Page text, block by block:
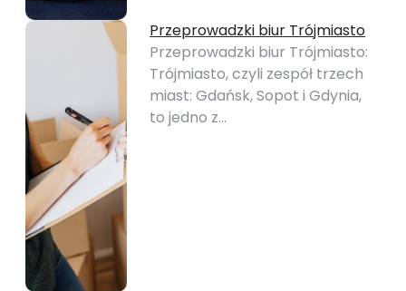
Przeprowadzki biur Trójmiasto
Przeprowadzki biur Trójmiasto:
Trójmiasto, czyli zespół trzech
miast: Gdańsk, Sopot i Gdynia,
to jedno z…